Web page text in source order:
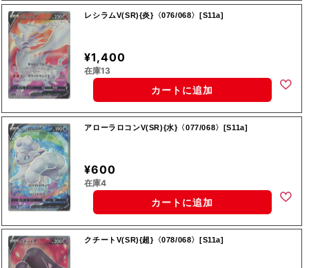
レシラムV(SR){炎}〈076/068〉[S11a]
¥1,400
在庫13
カートに追加
アローラロコンV(SR){水}〈077/068〉[S11a]
¥600
在庫4
カートに追加
クチートV(SR){超}〈078/068〉[S11a]